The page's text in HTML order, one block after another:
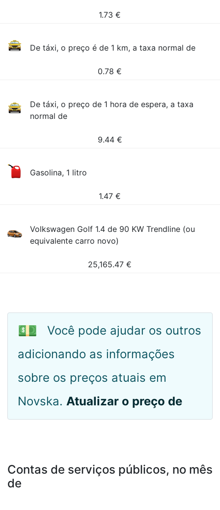
1.73 €
De táxi, o preço é de 1 km, a taxa normal de
0.78 €
De táxi, o preço de 1 hora de espera, a taxa
normal de
9.44 €
Gasolina, 1 litro
1.47 €
Volkswagen Golf 1.4 de 90 KW Trendline (ou
equivalente carro novo)
25,165.47 €
💵
Você pode ajudar os outros
adicionando as informações
sobre os preços atuais em
Novska. Atualizar o preço de
Contas de serviços públicos, no mês
de